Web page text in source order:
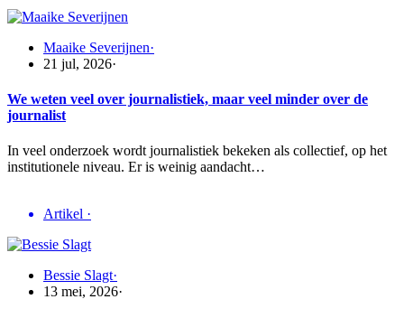
Maaike Severijnen·
21 jul, 2026·
We weten veel over journalistiek, maar veel minder over de
journalist
In veel onderzoek wordt journalistiek bekeken als collectief, op het
institutionele niveau. Er is weinig aandacht…
Artikel ·
Bessie Slagt·
13 mei, 2026·